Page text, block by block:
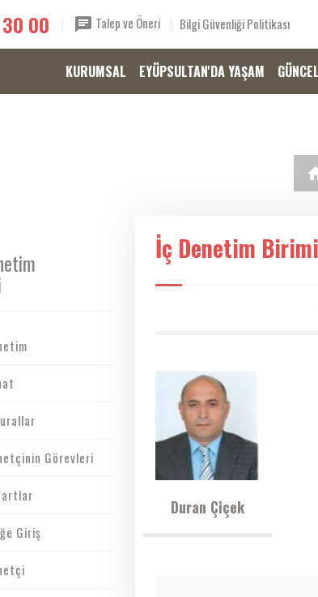
00 Talep ve Öneri Bilgi Güvenliği Politikası
KURUMSAL EYÜPSULTAN'DA YAŞAM GÜNCEL
Görevleri
Giriş
İç Denetim Birimi
Duran Çiçek